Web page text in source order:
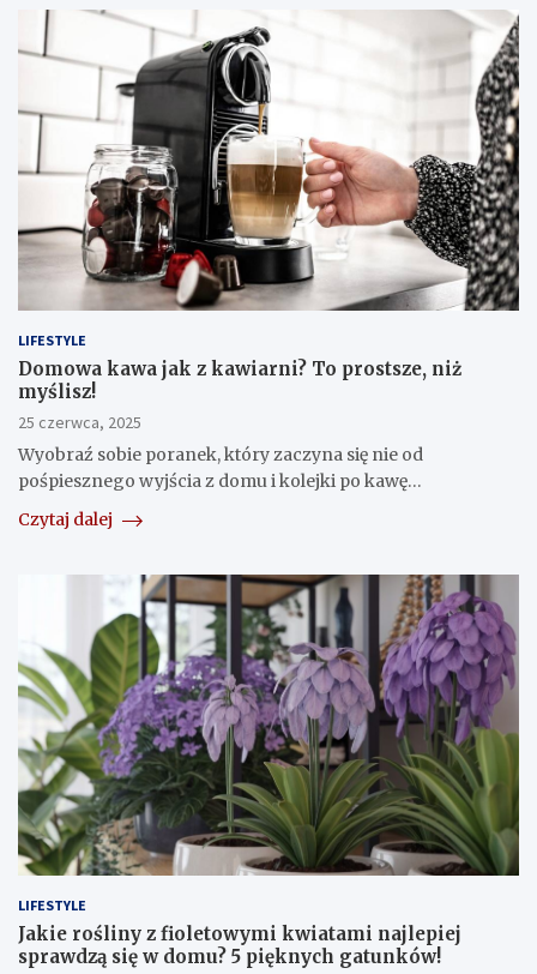
LIFESTYLE
​Domowa kawa jak z kawiarni? To prostsze, niż
myślisz!
25 czerwca, 2025
Wyobraź sobie poranek, który zaczyna się nie od
pośpiesznego wyjścia z domu i kolejki po kawę…
Czytaj dalej
LIFESTYLE
Jakie rośliny z fioletowymi kwiatami najlepiej
sprawdzą się w domu? 5 pięknych gatunków!